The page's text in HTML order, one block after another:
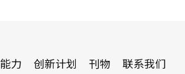
能力 创新计划 刊物 联系我们